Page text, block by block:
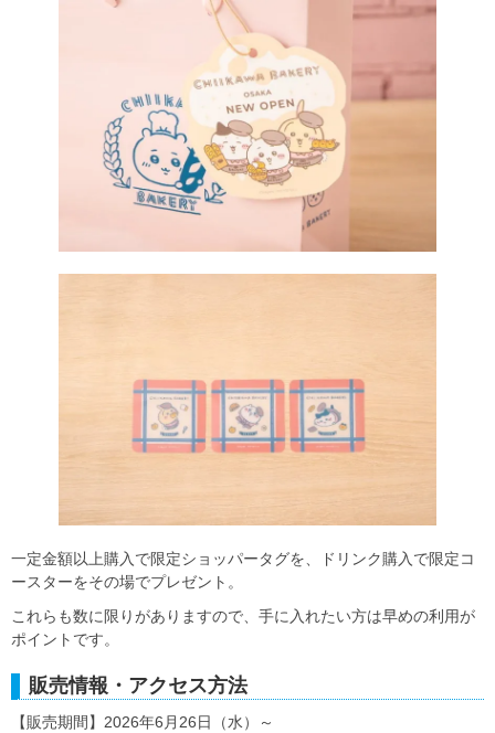
一定金額以上購入で限定ショッパータグを、ドリンク購入で限定コ
ースターをその場でプレゼント。
これらも数に限りがありますので、手に入れたい方は早めの利用が
ポイントです。
販売情報・アクセス方法
【販売期間】2026年6月26日（水）～